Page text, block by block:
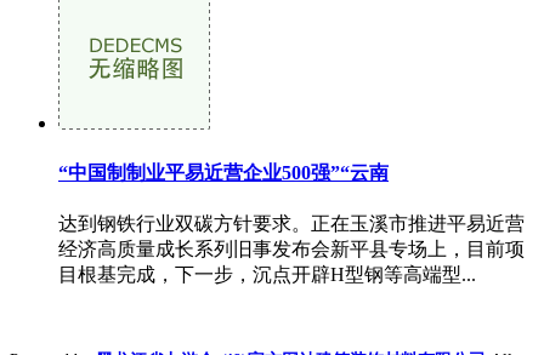
“中国制制业平易近营企业500强”“云南
达到钢铁行业双碳方针要求。正在玉溪市推进平易近营
经济高质量成长系列旧事发布会新平县专场上，目前项
目根基完成，下一步，沉点开辟H型钢等高端型...